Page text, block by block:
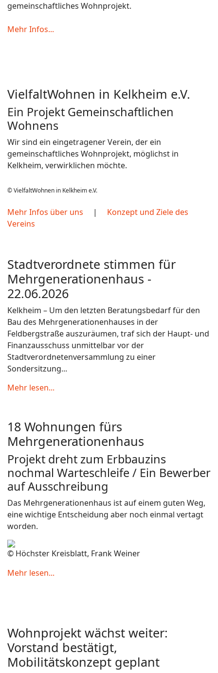
gemeinschaftliches Wohnprojekt.
Mehr Infos...
VielfaltWohnen in Kelkheim e.V.
Ein Projekt Gemeinschaftlichen
Wohnens
Wir sind ein eingetragener Verein, der ein
gemeinschaftliches Wohnprojekt, möglichst in
Kelkheim, verwirklichen möchte.
© VielfaltWohnen in Kelkheim e.V.
Mehr Infos über uns | Konzept und Ziele des
Vereins
Stadtverordnete stimmen für
Mehrgenerationenhaus -
22.06.2026
Kelkheim – Um den letzten Beratungsbedarf für den
Bau des Mehrgenerationenhauses in der
Feldbergstraße auszuräumen, traf sich der Haupt- und
Finanzausschuss unmittelbar vor der
Stadtverordnetenversammlung zu einer
Sondersitzung...
Mehr lesen...
18 Wohnungen fürs
Mehrgenerationenhaus
Projekt dreht zum Erbbauzins
nochmal Warteschleife / Ein Bewerber
auf Ausschreibung
Das Mehrgenerationenhaus ist auf einem guten Weg,
eine wichtige Entscheidung aber noch einmal vertagt
worden.
© Höchster Kreisblatt, Frank Weiner
Mehr lesen...
Wohnprojekt wächst weiter:
Vorstand bestätigt,
Mobilitätskonzept geplant